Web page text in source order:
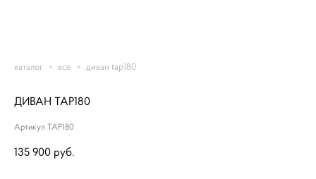
каталог > все > диван tap180
ДИВАН TAP180
Артикул TAP180
135 900 pуб.